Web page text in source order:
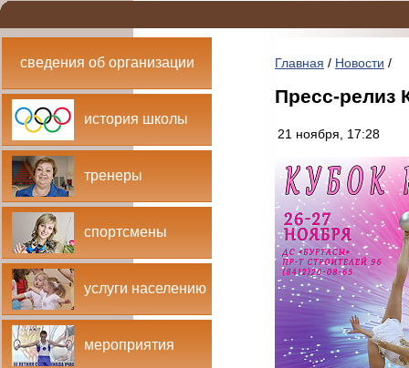
сведения об организации
история школы
тренеры
спортсмены
услуги населению
мероприятия
Главная / Новости /
Пресс-релиз
21 ноября, 17:28